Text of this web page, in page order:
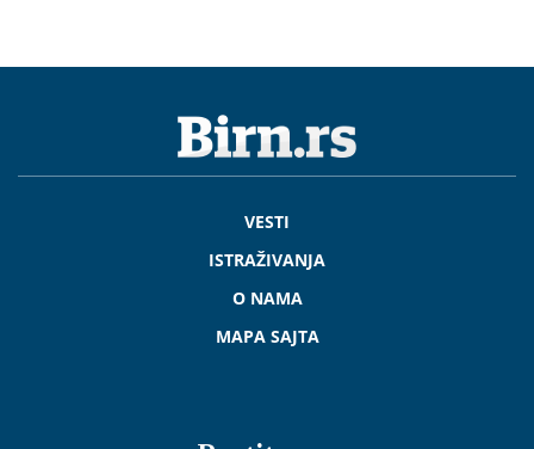
VESTI
ISTRAŽIVANJA
O NAMA
MAPA SAJTA